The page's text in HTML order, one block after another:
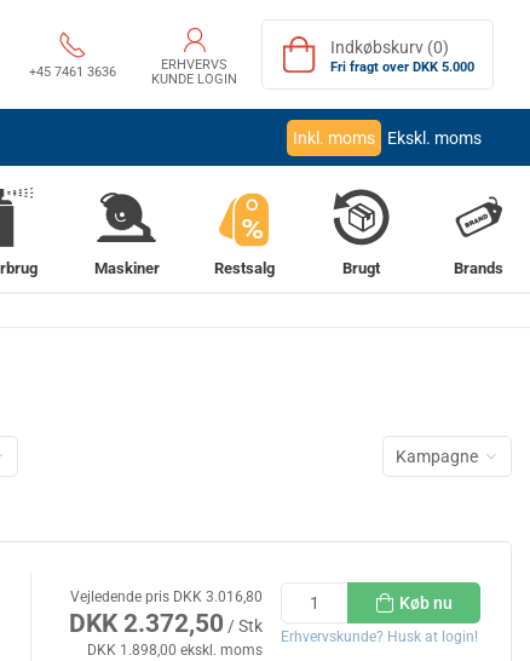
+45 7461 3636
ERHVERVS
KUNDE LOGIN
Indkøbskurv (0)
Fri fragt over DKK 5.000
Inkl. moms Ekskl. moms
Maskiner
%
Restsalg Brugt Brands
Kampagne
Vejledende pris DKK 3.016,80
DKK 2.372,50 / Stk
DKK 1.898,00 ekskl. moms
Køb nu
Erhvervskunde? Husk at login!